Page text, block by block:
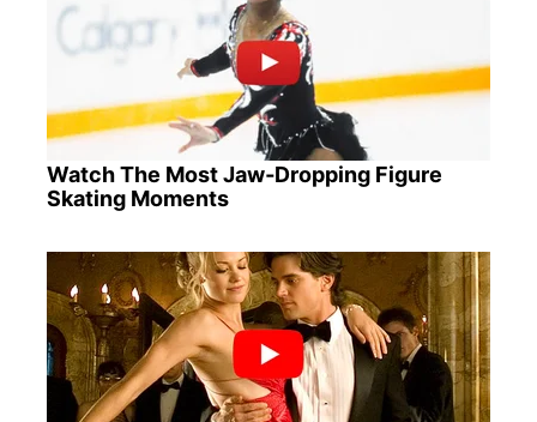
Watch The Most Jaw‑Dropping Figure
Skating Moments